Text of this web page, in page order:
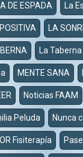
DE ESPADA La
LA
La
MENTE SANA
Noticias FAAM
Peluda Nunca
Fisiterapía